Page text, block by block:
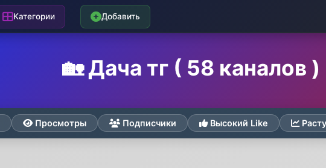
Категории Добавить
🏡 Дача тг ( 58 каналов )
Просмотры Подписчики Высокий Like